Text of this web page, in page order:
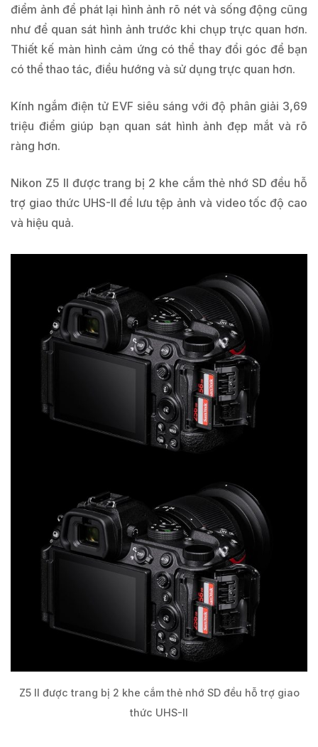
điểm ảnh để phát lại hình ảnh rõ nét và sống động cũng
như để quan sát hình ảnh trước khi chụp trực quan hơn.
Thiết kế màn hình cảm ứng có thể thay đổi góc để bạn
có thể thao tác, điều hướng và sử dụng trực quan hơn.
Kính ngắm điện tử EVF siêu sáng với độ phân giải 3,69
triệu điểm giúp bạn quan sát hình ảnh đẹp mắt và rõ
ràng hơn.
Nikon Z5 II được trang bị 2 khe cắm thẻ nhớ SD đều hỗ
trợ giao thức UHS-II để lưu tệp ảnh và video tốc độ cao
và hiệu quả.
Z5 II được trang bị 2 khe cắm thẻ nhớ SD đều hỗ trợ giao
thức UHS-II